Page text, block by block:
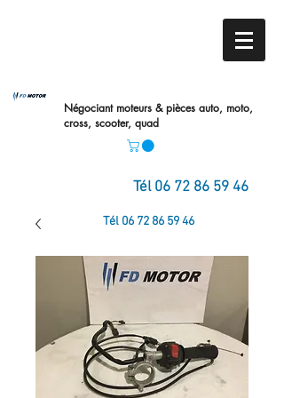
Négociant moteurs & pièces auto, moto,
cross, scooter, quad
Tél 06 72 86 59 46
Tél 06 72 86 59 46